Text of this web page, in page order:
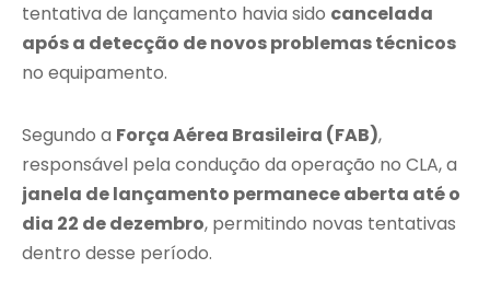
tentativa de lançamento havia sido cancelada
após a detecção de novos problemas técnicos
no equipamento.
Segundo a Força Aérea Brasileira (FAB),
responsável pela condução da operação no CLA, a
janela de lançamento permanece aberta até o
dia 22 de dezembro, permitindo novas tentativas
dentro desse período.